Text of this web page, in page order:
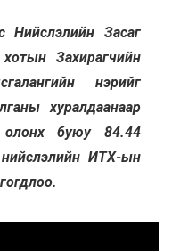
Засаг
Захирагчийн
нэрийг
хуралдаанаар
олонх буюу 84.44
ИТХ-ын